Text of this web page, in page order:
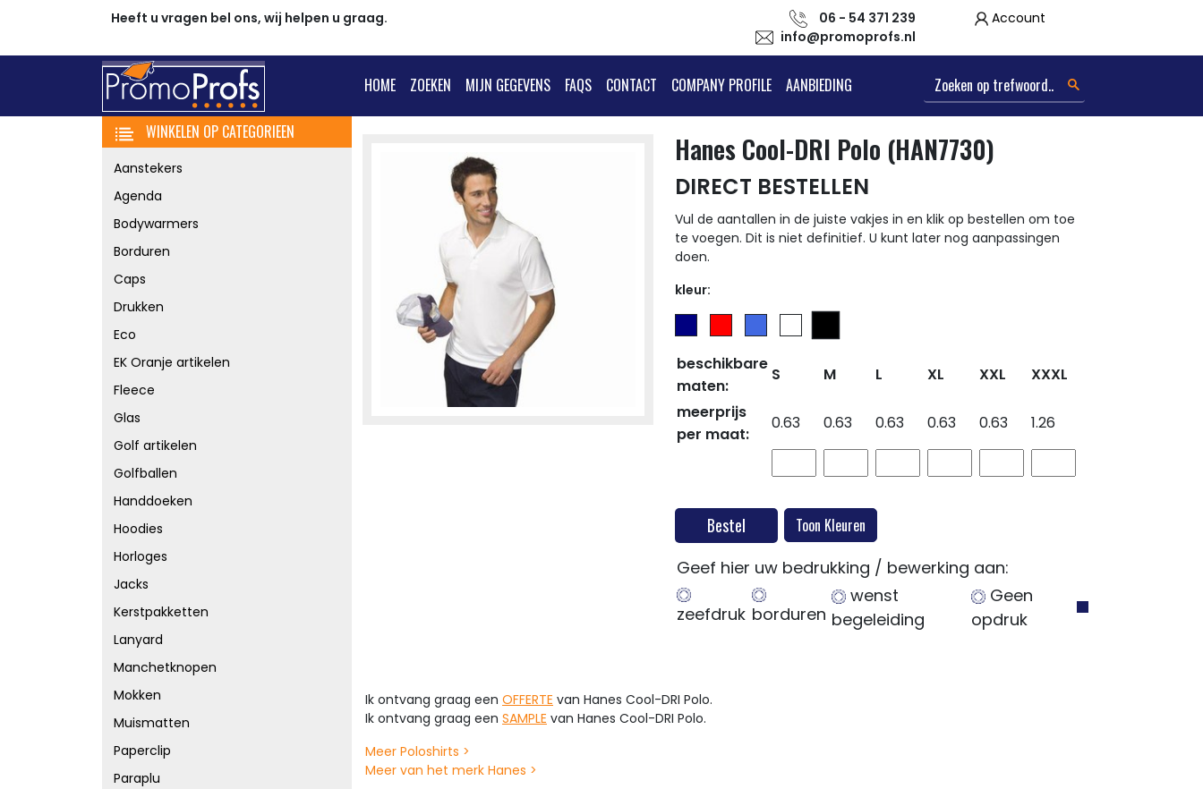
Heeft u vragen bel ons, wij helpen u graag.
06 - 54 371 239
info@promoprofs.nl
Account
HOME ZOEKEN MIJN GEGEVENS FAQS CONTACT COMPANY PROFILE AANBIEDING
WINKELEN OP CATEGORIEEN
Aanstekers
Agenda
Bodywarmers
Borduren
Caps
Drukken
Eco
EK Oranje artikelen
Fleece
Glas
Golf artikelen
Golfballen
Handdoeken
Hoodies
Horloges
Jacks
Kerstpakketten
Lanyard
Manchetknopen
Mokken
Muismatten
Paperclip
Paraplu
Hanes Cool-DRI Polo (HAN7730)
DIRECT BESTELLEN
Vul de aantallen in de juiste vakjes in en klik op bestellen om toe
te voegen. Dit is niet definitief. U kunt later nog aanpassingen
doen.
kleur:
beschikbare
maten:
S M L XL XXL
XXXL
meerprijs
per maat:
0.63 0.63 0.63 0.63 0.63 1.26
Bestel
Geef hier uw bedrukking / bewerking aan:
zeefdruk borduren
wenst
begeleiding
Geen
opdruk
Ik ontvang graag een OFFERTE van Hanes Cool-DRI Polo.
Ik ontvang graag een SAMPLE van Hanes Cool-DRI Polo.
Meer Poloshirts >
Meer van het merk Hanes >